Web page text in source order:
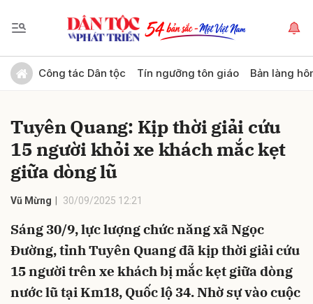
Công tác Dân tộc Tín ngưỡng tôn giáo Bản làng
Tuyên Quang: Kịp thời giải cứu
15 người khỏi xe khách mắc kẹt
giữa dòng lũ
Vũ Mừng 30/09/2025 12:21
Sáng 30/9, lực lượng chức năng xã Ngọc
Đường, tỉnh Tuyên Quang đã kịp thời giải cứu
15 người trên xe khách bị mắc kẹt giữa dòng
nước lũ tại Km18, Quốc lộ 34. Nhờ sự vào cuộc
Gửi bình luận